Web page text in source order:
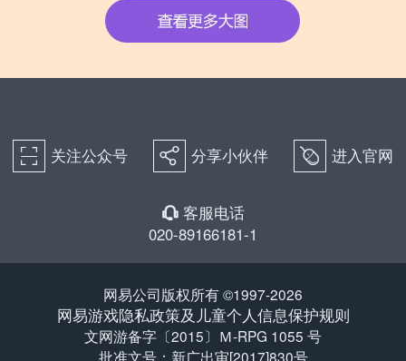
򰀁 关注公众号 򰀂 分享小伙伴 򰀄 进入官网
򰀃 客服电话
020-89166181-1
网易公司版权所有 ©1997-2026
网易游戏隐私政策及儿童个人信息保护规则
文网游备字〔2015〕Ｍ-RPG 1055 号
批准文号：新广出审[2017]830号